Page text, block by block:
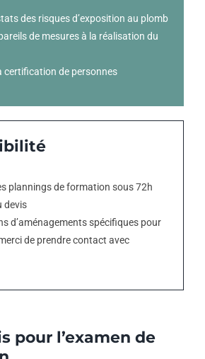
des risques d’exposition au plomb
de mesures à la réalisation du
certification de personnes
plannings de formation sous 72h
devis
d’aménagements spécifiques pour
de prendre contact avec
pour l’examen de